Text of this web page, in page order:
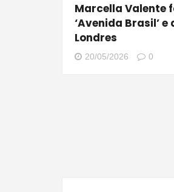
Marcella Valente
‘Avenida Brasil’
Londres
20/05/2026 0